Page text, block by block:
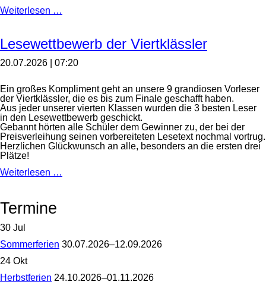
Weiterlesen …
Friedrichshafen
Lesewettbewerb der Viertklässler
20.07.2026 | 07:20
Ein großes Kompliment geht an unsere 9 grandiosen Vorleser
der Viertklässler, die es bis zum Finale geschafft haben.
Aus jeder unserer vierten Klassen wurden die 3 besten Leser
in den Lesewettbewerb geschickt.
Gebannt hörten alle Schüler dem Gewinner zu, der bei der
Preisverleihung seinen vorbereiteten Lesetext nochmal vortrug.
Herzlichen Glückwunsch an alle, besonders an die ersten drei
Plätze!
Weiterlesen …
Termine
30 Jul
Sommerferien 30.07.2026–12.09.2026
24 Okt
Herbstferien 24.10.2026–01.11.2026